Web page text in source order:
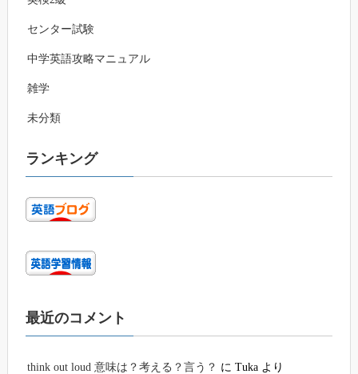
センター試験
中学英語攻略マニュアル
雑学
未分類
ランキング
最近のコメント
think out loud 意味は？考える？言う？ にTuka より